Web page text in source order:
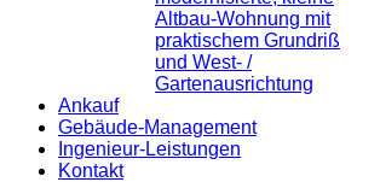
Altbau-Wohnung mit
praktischem Grundriß
und West- /
Gartenausrichtung
Ankauf
Gebäude-Management
Ingenieur-Leistungen
Kontakt